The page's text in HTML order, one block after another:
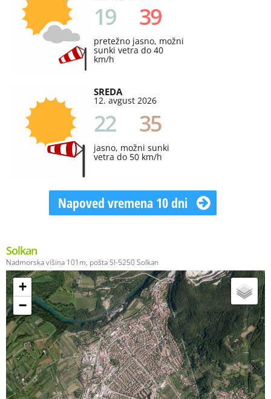
19 39
pretežno jasno, možni
sunki vetra do 40
km/h
SREDA
12. avgust 2026
22 35
jasno, možni sunki
vetra do 50 km/h
Napoved vremena 10 dni
Solkan
Nadmorska višina 101m, pošta SI-5250 Solkan
+
−